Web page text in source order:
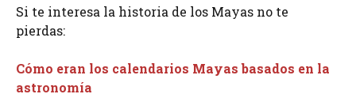
Si te interesa la historia de los Mayas no te
pierdas:
Cómo eran los calendarios Mayas basados en la
astronomía